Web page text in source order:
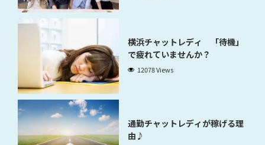
横浜チャットレディ 「待機」
で疲れていませんか？
12078 Views
通勤チャットレディが稼げる理
由♪